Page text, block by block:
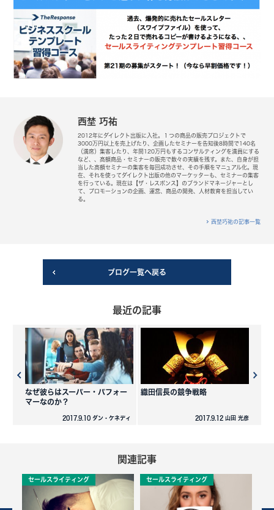
西埜 巧祐
2012年にダイレクト出版に入社。１つの商品の販売プロジェクトで
3000万円以上を売上げたり、企画したセミナーを告知後8時間で140名
（満席）集客したり、年間120万円もするコンサルティングを満員にする
など、、高額商品・セミナーの販売で数々の実績を残す。また、自身が担
当した高額セミナーの集客を毎回成功させ、その手順をマニュアル化。現
在、それを使ってダイレクト出版の他のマーケッターも、セミナーの集客
を行っている。現在は【ザ・レスポンス】のブランドマネージャーとし
て、プロモーションの企画、運営、商品の開発、人材教育を担当してい
る。
西埜巧祐の記事一覧
ブログ一覧へ戻る
最近の記事
なぜ彼らはスーパー・パフォー
マーなのか？
2017.9.10 ダン・ケネディ
織田信長の競争戦略
2017.9.12 山田 光彦
関連記事
セールスライティング セールスライティング